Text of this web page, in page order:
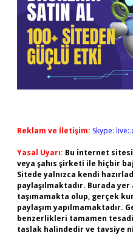
Reklam ve İletişim: Skype:
Yasal Uyarı: Bu internet
veya şahıs şirketi ile hiçbir
Sitede yalnızca kendi
paylaşılmaktadır. Burada
taşımamakta olup, gerçek
paylaşım yapılmamaktadır.
benzerlikleri tamamen
taslak halindedir ve tavsiye